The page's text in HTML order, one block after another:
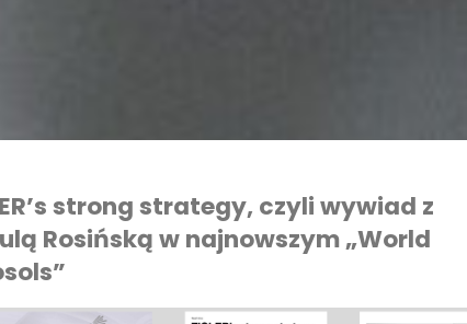
strong strategy, czyli wywiad z
Rosińską w najnowszym „World